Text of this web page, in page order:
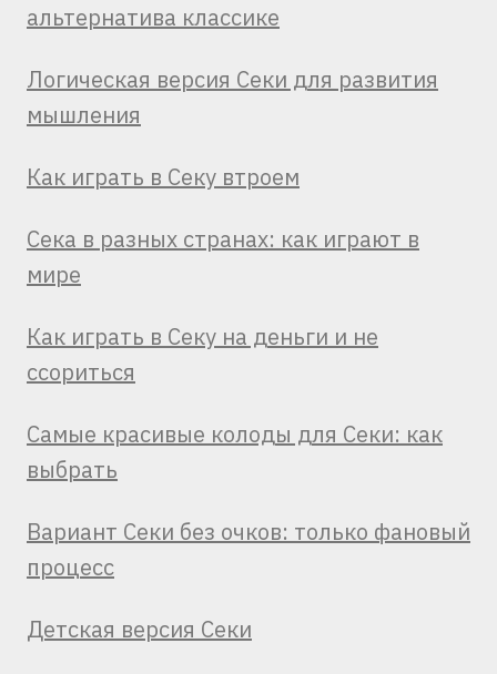
альтернатива классике
Логическая версия Секи для развития
мышления
Как играть в Секу втроем
Сека в разных странах: как играют в
мире
Как играть в Секу на деньги и не
ссориться
Самые красивые колоды для Секи: как
выбрать
Вариант Секи без очков: только фановый
процесс
Детская версия Секи